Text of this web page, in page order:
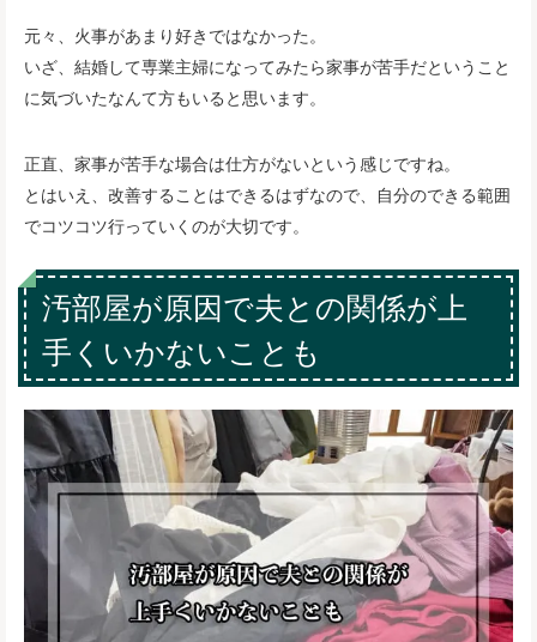
元々、火事があまり好きではなかった。
いざ、結婚して専業主婦になってみたら家事が苦手だということ
に気づいたなんて方もいると思います。
正直、家事が苦手な場合は仕方がないという感じですね。
とはいえ、改善することはできるはずなので、自分のできる範囲
でコツコツ行っていくのが大切です。
汚部屋が原因で夫との関係が上
手くいかないことも